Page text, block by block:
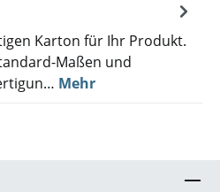
Karton für Ihr Produkt.
Maßen und
Mehr